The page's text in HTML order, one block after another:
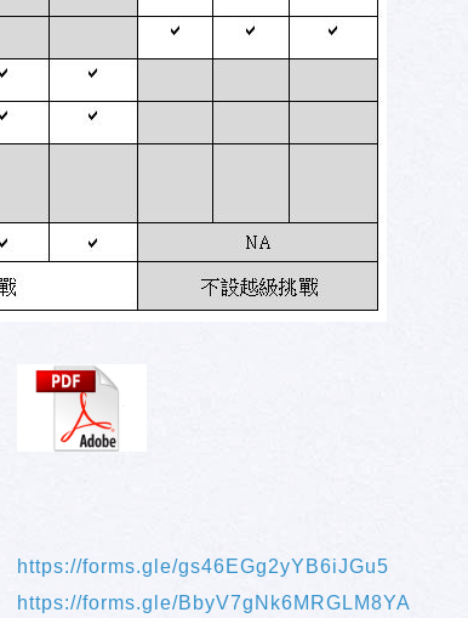
https://forms.gle/gs46EGg2yYB6iJGu5
https://forms.gle/BbyV7gNk6MRGLM8YA